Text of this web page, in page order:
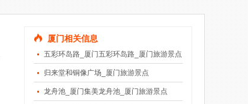
厦门相关信息
五彩环岛路_厦门五彩环岛路_厦门旅游景点
归来堂和铜像广场_厦门旅游景点
龙舟池_厦门集美龙舟池_厦门旅游景点